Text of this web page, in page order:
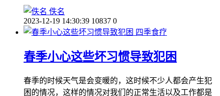
佚名
2023-12-19 14:30:39 10837 0
四季食疗
春季小心这些坏习惯导致犯困
春季的时候天气是会变暖的，这时候不少人都会产生犯
困的情况，这样的情况对我们的正常生活以及工作都是